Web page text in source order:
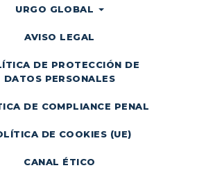
URGO GLOBAL
AVISO LEGAL
DE PROTECCIÓN DE
DATOS PERSONALES
DE COMPLIANCE PENAL
DE COOKIES (UE)
CANAL ÉTICO